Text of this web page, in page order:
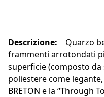
Descrizione:
Quarzo
frammenti arrotondati
superficie (composto
poliestere come
BRETON e la “Through